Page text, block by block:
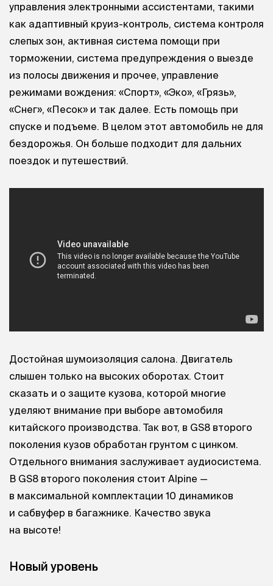
управления электронными ассистентами, такими
как адаптивный круиз-контроль, система контроля
слепых зон, активная система помощи при
торможении, система предупреждения о выезде
из полосы движения и прочее, управление
режимами вождения: «Спорт», «Эко», «Грязь»,
«Снег», «Песок» и так далее. Есть помощь при
спуске и подъеме. В целом этот автомобиль не для
бездорожья. Он больше подходит для дальних
поездок и путешествий.
Достойная шумоизоляция салона. Двигатель
слышен только на высоких оборотах. Стоит
сказать и о защите кузова, которой многие
уделяют внимание при выборе автомобиля
китайского производства. Так вот, в GS8 второго
поколения кузов обработан грунтом с цинком.
Отдельного внимания заслуживает аудиосистема.
В GS8 второго поколения стоит Alpine —
в максимальной комплектации 10 динамиков
и сабвуфер в багажнике. Качество звука
на высоте!
Новый уровень